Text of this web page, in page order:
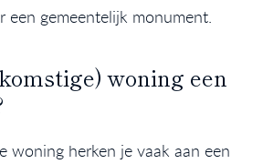
een gemeentelijk monument.
woning een
woning herken je vaak aan een